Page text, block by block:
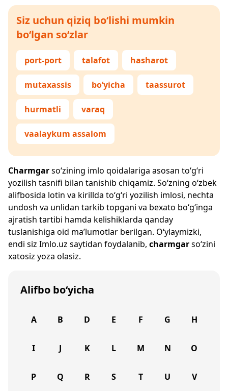
Siz uchun qiziq bo‘lishi mumkin
bo‘lgan so‘zlar
port-port talafot hasharot
mutaxassis bo‘yicha taassurot
hurmatli varaq
vaalaykum assalom
Charmgarso‘zining imlo qoidalariga asosan to‘g‘ri
yozilish tasnifi bilan tanishib chiqamiz. So‘zning o‘zbek
alifbosida lotin va kirillda to‘g‘ri yozilish imlosi, nechta
undosh va unlidan tarkib topgani va bexato bo‘g‘inga
ajratish tartibi hamda kelishiklarda qanday
tuslanishiga oid ma’lumotlar berilgan. O‘ylaymizki,
endi siz Imlo.uz saytidan foydalanib, charmgarso‘zini
xatosiz yoza olasiz.
Alifbo bo‘yicha
A B D E F G H
I J K L M N O
P Q R S T U V